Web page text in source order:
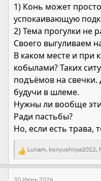
ц
и
и
:
1) Конь может
успокаивающую
2) Тема прогулки не
Своего выгуливаем
В каком месте и при
кобылами? Таких
подъёмов на свечки.
будучи в шлеме.
Нужны ли вообще
Ради пастьбы?
Но, если есть трава,
Р
е
а
Lunam, konyushnya2012,
30 Июнь 2026